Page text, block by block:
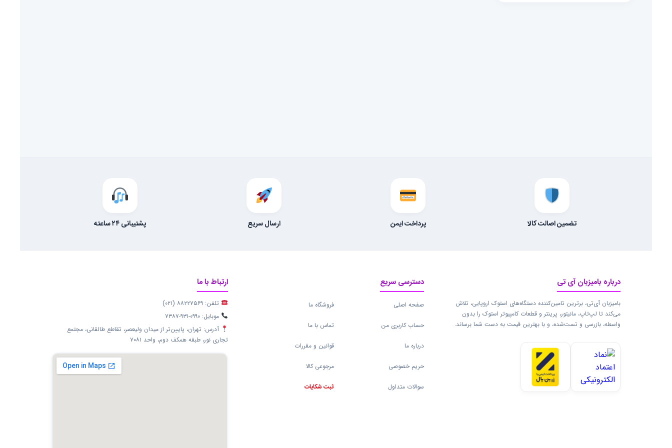
تضمین اصالت کالا پرداخت ایمن ارسال سریع پشتیبانی ۲۴ ساعته
درباره بامیزبان آی تی
بامیزبان آی‌تی، برترین تامین‌کننده دستگاه‌های استوک اروپایی، تلاش
می‌کند تا لپ‌تاپ، مانیتور، پرینتر و قطعات کامپیوتر استوک را بدون
واسطه، بازرسی و تست‌شده، و با بهترین قیمت به دست شما برساند.
دسترسی سریع
صفحه اصلی فروشگاه ما
حساب کاربری من تماس با ما
درباره ما قوانین و مقررات
حریم خصوصی مرجوعی کالا
سوالات متداول ثبت شکایات
ارتباط با ما
تلفن: ۸۸۲۲۷۵۶۹ (۰۲۱)
موبایل: ۰۹۹۰-۹۳۱-۷۳۸۷
آدرس: تهران، پایین‌تر از میدان ولیعصر، تقاطع طالقانی، مجتمع
تجاری نور، طبقه همکف دوم، واحد ۷۰۸۱